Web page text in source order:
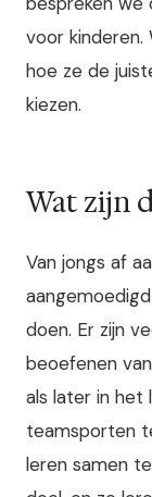
voor
hoe ze de
kiezen.
Wat zijn
Van jongs af
doen. Er zijn
beoefenen
als later in het
teamsporten
leren samen